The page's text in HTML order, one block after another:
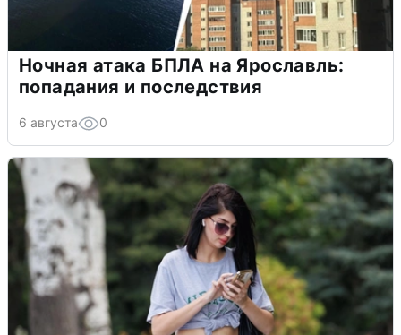
Ночная атака БПЛА на Ярославль:
попадания и последствия
6 августа 0